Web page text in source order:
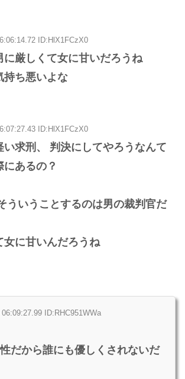
ID:HlX1FCzX0
に厳しくて女に甘いだろうね
持ち悪いよな
ID:HlX1FCzX0
い求刑、 判決にしてやろうなんて
あるの？
ういうことするのは男の裁判官だ
女に甘いんだろうね
ID:RHC951WWa
だから誰にも優しくされないだ